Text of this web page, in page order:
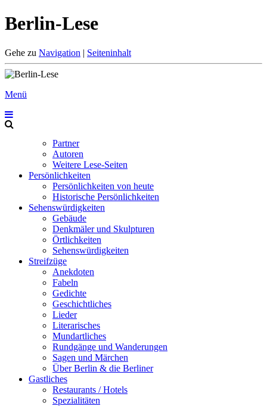
Berlin-Lese
Gehe zu Navigation | Seiteninhalt
Menü
Partner
Autoren
Weitere Lese-Seiten
Persönlichkeiten
Persönlichkeiten von heute
Historische Persönlichkeiten
Sehenswürdigkeiten
Gebäude
Denkmäler und Skulpturen
Örtlichkeiten
Sehenswürdigkeiten
Streifzüge
Anekdoten
Fabeln
Gedichte
Geschichtliches
Lieder
Literarisches
Mundartliches
Rundgänge und Wanderungen
Sagen und Märchen
Über Berlin & die Berliner
Gastliches
Restaurants / Hotels
Spezialitäten